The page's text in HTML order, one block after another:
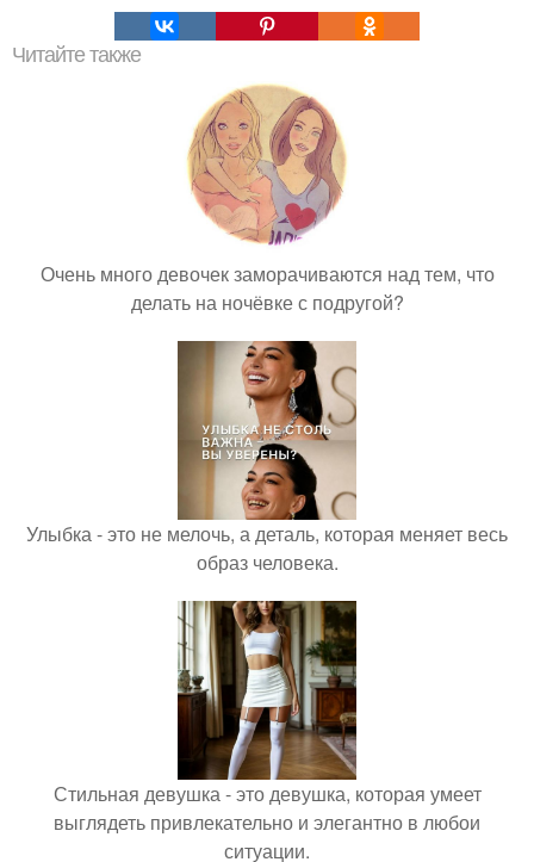
Читайте также
Очень много девочек заморачиваются над тем, что
делать на ночёвке с подругой?
Улыбка - это не мелочь, а деталь, которая меняет весь
образ человека.
Стильная девушка - это девушка, которая умеет
выглядеть привлекательно и элегантно в любои
ситуации.